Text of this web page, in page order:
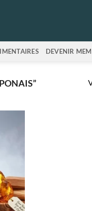
DEVENIR